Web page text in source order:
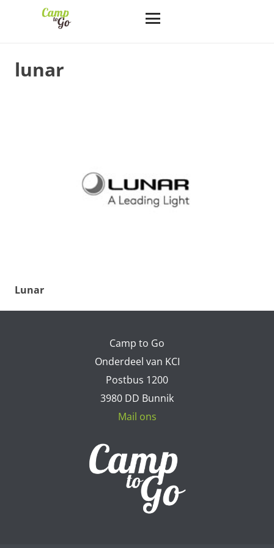
lunar
Lunar
Camp to Go
Onderdeel van KCI
Postbus 1200
3980 DD Bunnik
Mail ons